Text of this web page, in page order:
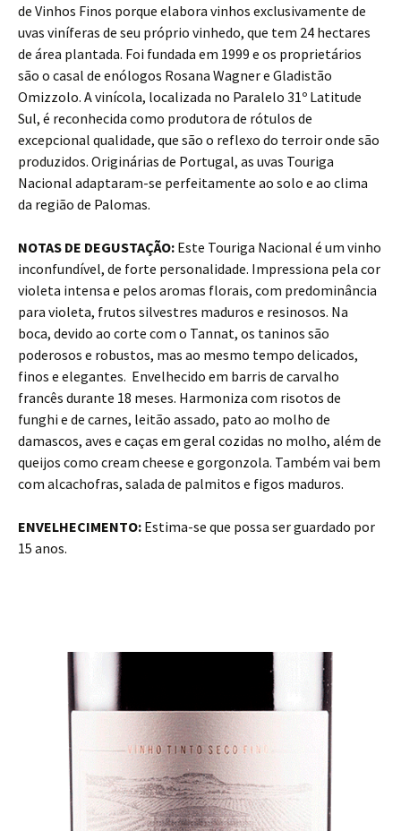
de Vinhos Finos porque elabora vinhos exclusivamente de
uvas viníferas de seu próprio vinhedo, que tem 24 hectares
de área plantada. Foi fundada em 1999 e os proprietários
são o casal de enólogos Rosana Wagner e Gladistão
Omizzolo. A vinícola, localizada no Paralelo 31º Latitude
Sul, é reconhecida como produtora de rótulos de
excepcional qualidade, que são o reflexo do terroir onde são
produzidos. Originárias de Portugal, as uvas Touriga
Nacional adaptaram-se perfeitamente ao solo e ao clima
da região de Palomas.
NOTAS DE DEGUSTAÇÃO: Este Touriga Nacional é um vinho
inconfundível, de forte personalidade. Impressiona pela cor
violeta intensa e pelos aromas florais, com predominância
para violeta, frutos silvestres maduros e resinosos. Na
boca, devido ao corte com o Tannat, os taninos são
poderosos e robustos, mas ao mesmo tempo delicados,
finos e elegantes. Envelhecido em barris de carvalho
francês durante 18 meses. Harmoniza com risotos de
funghi e de carnes, leitão assado, pato ao molho de
damascos, aves e caças em geral cozidas no molho, além de
queijos como cream cheese e gorgonzola. Também vai bem
com alcachofras, salada de palmitos e figos maduros.
ENVELHECIMENTO: Estima-se que possa ser guardado por
15 anos.